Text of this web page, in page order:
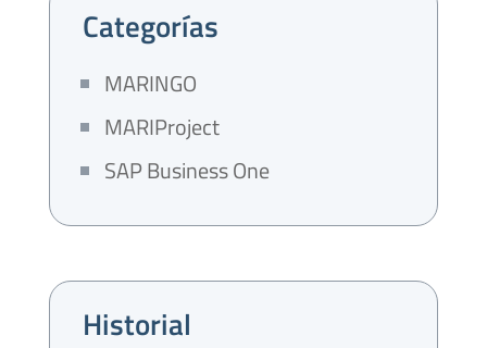
Categorías
MARINGO
MARIProject
SAP Business One
Historial